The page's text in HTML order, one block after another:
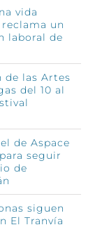
vida
un
laboral de
de las Artes
del 10 al
de Aspace
seguir
de
siguen
El Tranvía